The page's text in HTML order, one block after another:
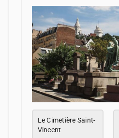
Le Cimetière Saint-
Vincent